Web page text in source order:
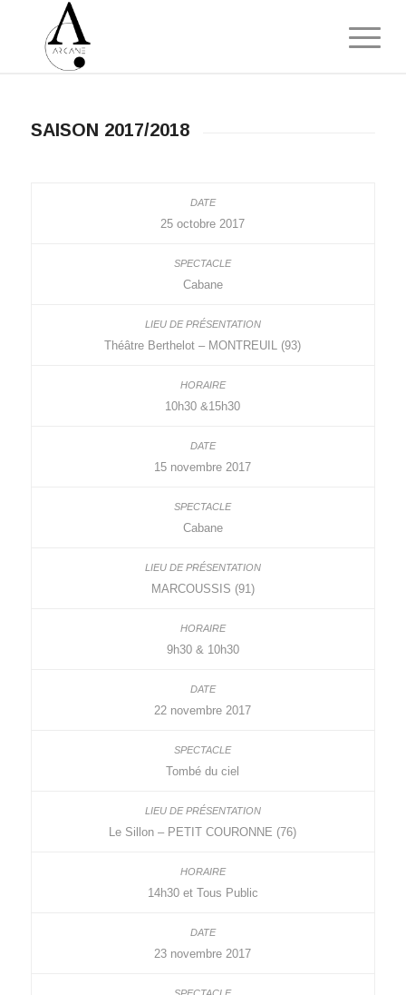
SAISON 2017/2018
25 octobre 2017
Cabane
Théâtre Berthelot – MONTREUIL (93)
10h30 &15h30
15 novembre 2017
Cabane
MARCOUSSIS (91)
9h30 & 10h30
22 novembre 2017
Tombé du ciel
Le Sillon – PETIT COURONNE (76)
14h30 et Tous Public
23 novembre 2017